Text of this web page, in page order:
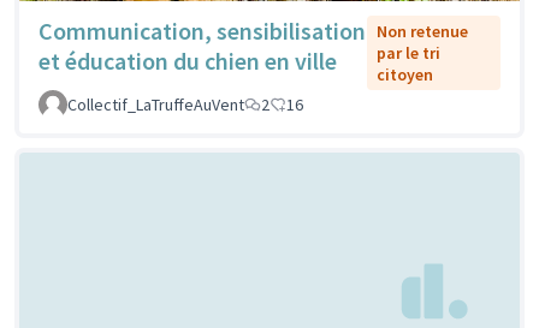
Communication, sensibilisation
et éducation du chien en ville
Non retenue
par le tri
citoyen
Collectif_LaTruffeAuVent
2 16